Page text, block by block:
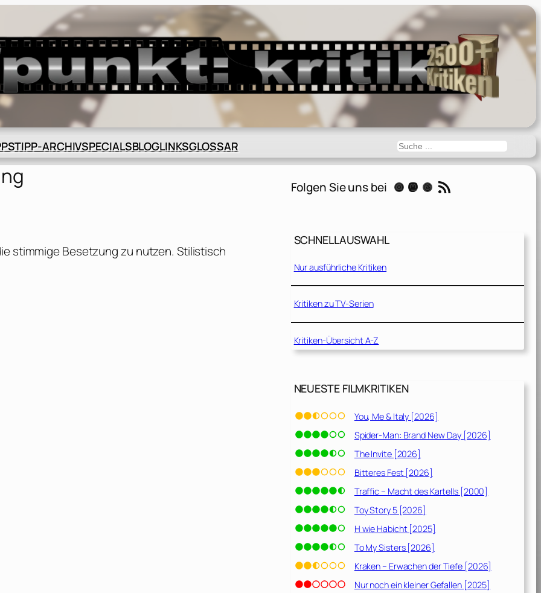
TIPP-ARCHIVSPECIALSBLOGLINKSGLOSSAR Suchen
stimmige Besetzung zu nutzen. Stilistisch
Folgen Sie uns bei Instagram Mastodon Threads RSS-Feed
SCHNELLAUSWAHL
Nur ausführliche Kritiken
Kritiken zu TV-Serien
Kritiken-Übersicht A-Z
NEUESTE FILMKRITIKEN
You, Me & Italy [2026]
Spider-Man: Brand New Day [2026]
The Invite [2026]
Bitteres Fest [2026]
Traffic – Macht des Kartells [2000]
Toy Story 5 [2026]
H wie Habicht [2025]
To My Sisters [2026]
Kraken – Erwachen der Tiefe [2026]
Nur noch ein kleiner Gefallen [2025]